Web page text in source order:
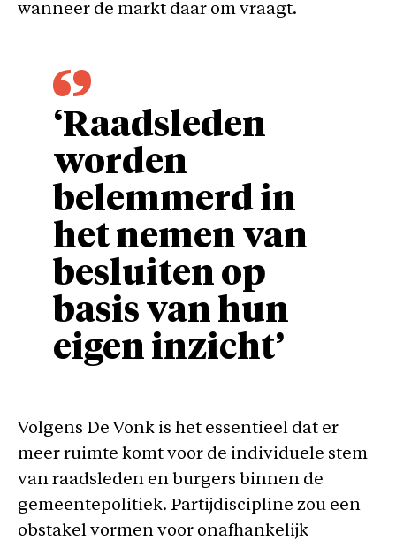
wanneer de markt daar om vraagt.
‘Raadsleden
worden
belemmerd in
het nemen van
besluiten op
basis van hun
eigen inzicht’
Volgens De Vonk is het essentieel dat er
meer ruimte komt voor de individuele stem
van raadsleden en burgers binnen de
gemeentepolitiek. Partijdiscipline zou een
obstakel vormen voor onafhankelijk